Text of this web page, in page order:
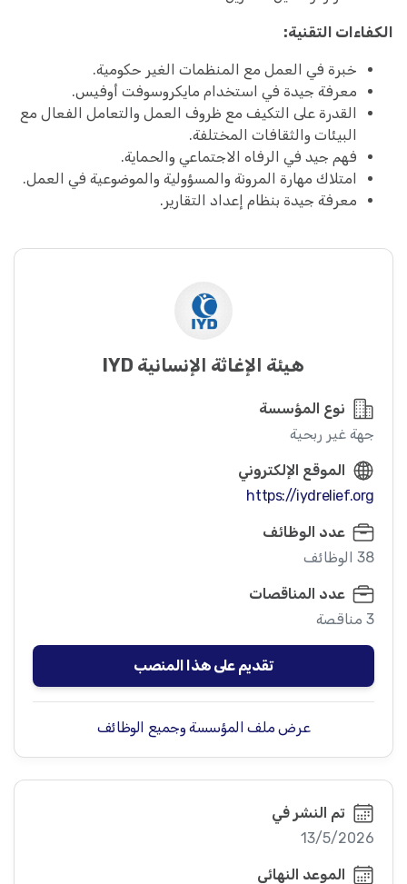
الكفاءات التقنية:
خبرة في العمل مع المنظمات الغير حكومية.
معرفة جيدة في استخدام مايكروسوفت أوفيس.
القدرة على التكيف مع ظروف العمل والتعامل الفعال مع
البيئات والثقافات المختلفة.
فهم جيد في الرفاه الاجتماعي والحماية.
امتلاك مهارة المرونة والمسؤولية والموضوعية في العمل.
معرفة جيدة بنظام إعداد التقارير.
هيئة الإغاثة الإنسانية IYD
نوع المؤسسة
جهة غير ربحية
الموقع الإلكتروني
https://iydrelief.org
عدد الوظائف
38 الوظائف
عدد المناقصات
3 مناقصة
تقديم على هذا المنصب
عرض ملف المؤسسة وجميع الوظائف
تم النشر في
13/5/2026
الموعد النهائي